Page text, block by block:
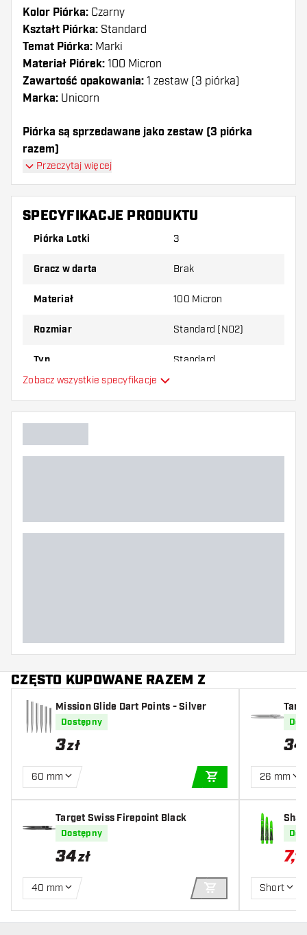
Kolor Piórka: Czarny
Kształt Piórka: Standard
Temat Piórka: Marki
Materiał Piórek: 100 Micron
Zawartość opakowania: 1 zestaw (3 piórka)
Marka: Unicorn
Piórka są sprzedawane jako zestaw (3 piórka
razem)
Dartshopper tip!
Upewnij się, że masz pod ręką dużo piórek i
złamane w wyniku użytkowania.
piórek, aby dowiedzieć się, który wariant
Przeczytaj więcej
SPECYFIKACJE PRODUKTU
Piórka Lotki 3
Gracz w darta Brak
Materiał 100 Micron
Rozmiar Standard (NO2)
Typ Standard
Główny kolor
Zobacz wszystkie specyfikacje
CZĘSTO KUPOWANE RAZEM Z
Mission Glide Dart Points - Silver
Dostępny
3zł
60 mm
DODAJ DO
Target Swiss Firepoint Black
Dostępny
34zł
40 mm
DODAJ DO
34
26 mm
en
7,50
Short